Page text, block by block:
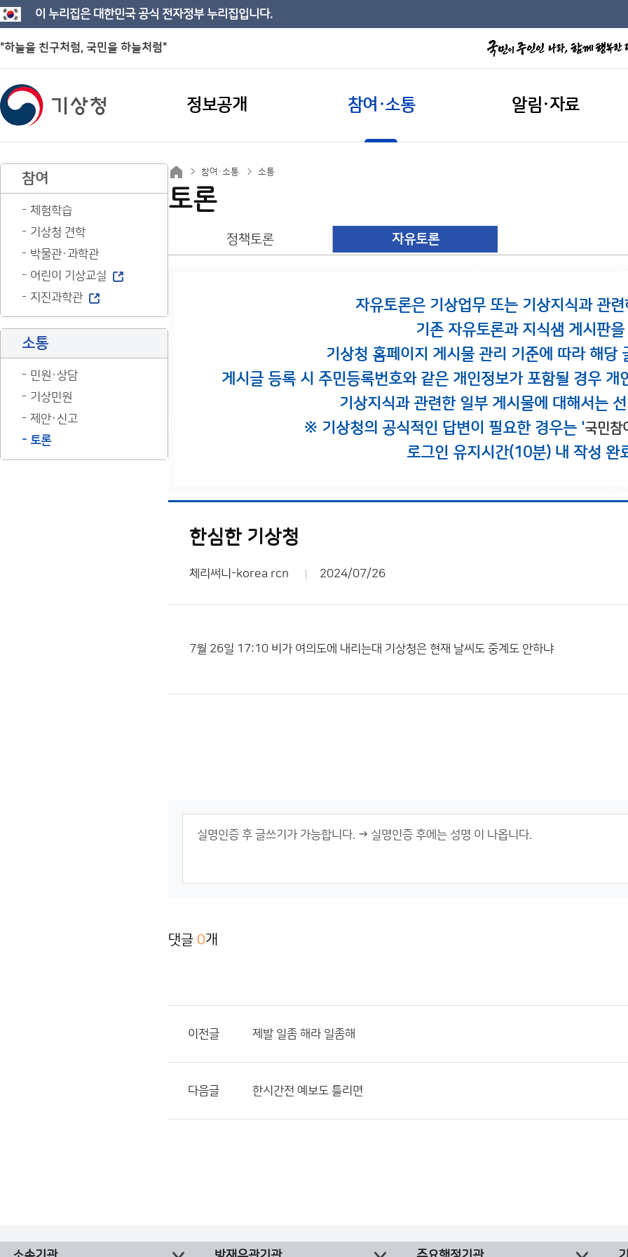
이 누리집은 대한민국 공식 전자정부 누리집입니다.
"하늘을 친구처럼, 국민을 하늘처럼"
정보공개 참여·소통 알림·자료
참여
체험학습
기상청 견학
박물관·과학관
어린이 기상교실
지진과학관
소통
민원·상담
기상민원
제안·신고
토론
참여·소통 소통
토론
정책토론 자유토론
자유토론은 기상업무 또는 기상지식과 관
기존 자유토론과 지식샘 게시판
기상청 홈페이지 게시물 관리 기준에 따라 해당
게시글 등록 시 주민등록번호와 같은 개인정보가 포함될 경우
기상지식과 관련한 일부 게시물에 대해서는
※ 기상청의 공식적인 답변이 필요한 경우는 '국민참
로그인 유지시간(10분) 내 작성 완
한심한 기상청
체리써니-korea rcn 2024/07/26
7월 26일 17:10 비가 여의도에 내리는대 기상청은 현재 날씨도 중계도 안하냐
댓글 0개
이전글 제발 일좀 해라 일좀해
다음글 한시간전 예보도 틀리면